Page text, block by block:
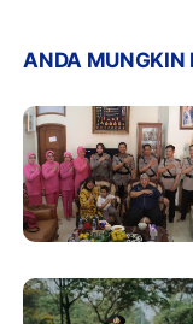
ANDA MUNGKIN